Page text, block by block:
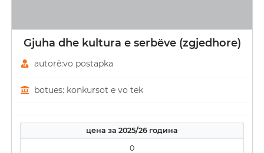
Gjuha dhe kultura e serbëve (zgjedhore)
autorë:vo postapka
botues: konkursot e vo tek
цена за 2025/26 година
0